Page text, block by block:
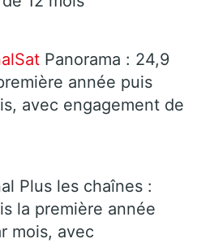
Panorama : 24,9
année puis
avec engagement de
Plus les chaînes :
la première année
mois, avec